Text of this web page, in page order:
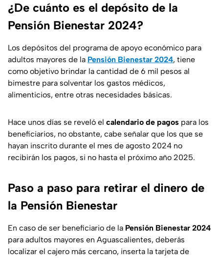
¿De cuánto es el depósito de la
Pensión Bienestar 2024?
Los depósitos del programa de apoyo económico para
adultos mayores de la Pensión Bienestar 2024, tiene
como objetivo brindar la cantidad de 6 mil pesos al
bimestre para solventar los gastos médicos,
alimenticios, entre otras necesidades básicas.
Hace unos días se reveló el calendario de pagos para los
beneficiarios, no obstante, cabe señalar que los que se
hayan inscrito durante el mes de agosto 2024 no
recibirán los pagos, si no hasta el próximo año 2025.
Paso a paso para retirar el dinero de
la Pensión Bienestar
En caso de ser beneficiario de la Pensión Bienestar 2024
para adultos mayores en Aguascalientes, deberás
localizar el cajero más cercano, inserta la tarjeta de